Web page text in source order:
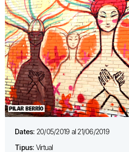
Dates: 20/05/2019 al 21/06/2019
Tipus: Virtual